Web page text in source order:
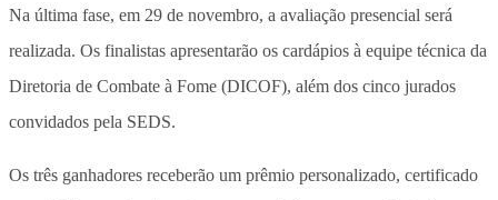
Na última fase, em 29 de novembro, a avaliação presencial será
realizada. Os finalistas apresentarão os cardápios à equipe técnica da
Diretoria de Combate à Fome (DICOF), além dos cinco jurados
convidados pela SEDS.
Os três ganhadores receberão um prêmio personalizado, certificado